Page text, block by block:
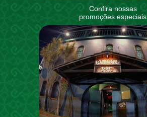
Confira nossas
promoções especiais